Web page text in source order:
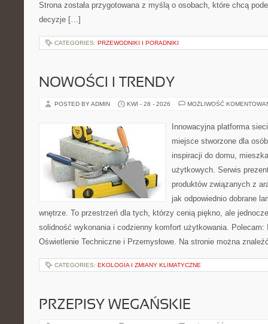
Strona została przygotowana z myślą o osobach, które chcą
decyzje […]
CATEGORIES: PRZEWODNIKI I PORADNIKI
NOWOŚCI I TRENDY
POSTED BY ADMIN KWI - 28 - 2026 MOŻLIWOŚĆ
Innowacyjna platforma
miejsce stworzone dla
inspiracji do domu,
użytkowych. Serwis
produktów związanych z
jak odpowiednio dobrane
wnętrze. To przestrzeń dla tych, którzy cenią piękno, ale
solidność wykonania i codzienny komfort użytkowania. Polecam:
Oświetlenie Techniczne i Przemysłowe. Na stronie można
CATEGORIES: EKOLOGIA I ZMIANY KLIMATYCZNE
PRZEPISY WEGAŃSKIE